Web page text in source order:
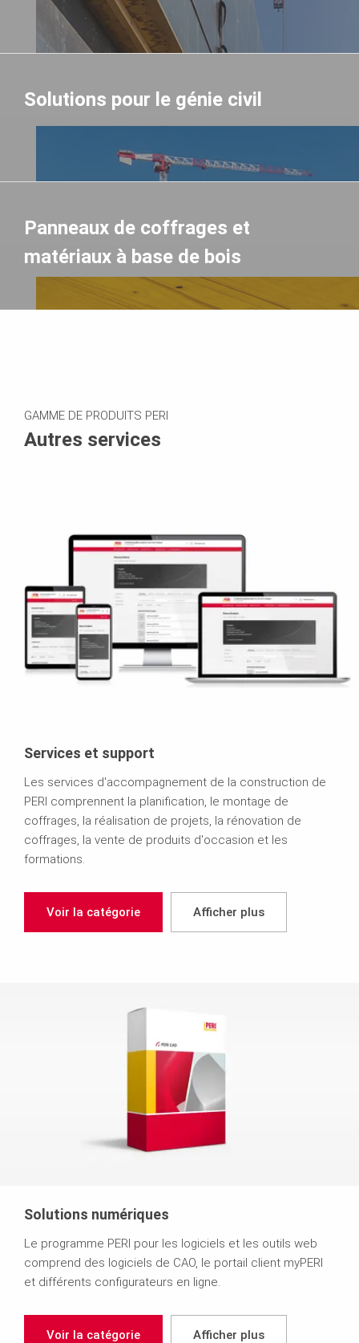
Solutions pour le génie civil
Panneaux de coffrages et
matériaux à base de bois
GAMME DE PRODUITS PERI
Autres services
Services et support
Les services d'accompagnement de la construction de
PERI comprennent la planification, le montage de
coffrages, la réalisation de projets, la rénovation de
coffrages, la vente de produits d'occasion et les
formations.
Voir la catégorie Afficher plus
Solutions numériques
Le programme PERI pour les logiciels et les outils web
comprend des logiciels de CAO, le portail client myPERI
et différents configurateurs en ligne.
Voir la catégorie Afficher plus